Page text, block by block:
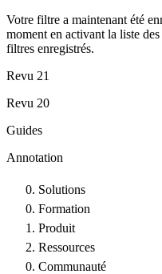
Votre filtre a maintenant été
moment en activant la liste
filtres enregistrés.
Revu 21
Revu 20
Guides
Annotation
Solutions
Formation
Produit
Ressources
Communauté